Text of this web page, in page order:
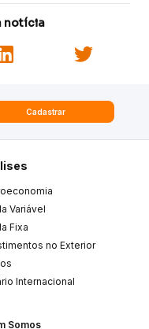
notícia
Cadastrar
Variável
Fixa
no Exterior
Internacional
Somos